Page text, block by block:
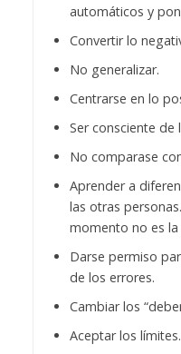
automáticos y
Convertir lo
No generalizar.
Centrarse en lo
Ser consciente
No comparase
Aprender a
las otras
momento no es
Darse permiso
de los errores.
Cambiar los
Aceptar los límites.